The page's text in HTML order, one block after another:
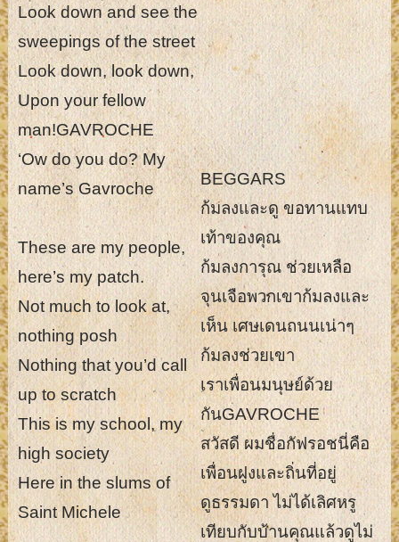
Look down and see the
sweepings of the street
Look down, look down,
Upon your fellow
man!GAVROCHE
‘Ow do you do? My
name’s Gavroche
These are my people,
here’s my patch.
Not much to look at,
nothing posh
Nothing that you’d call
up to scratch
This is my school, my
high society
Here in the slums of
Saint Michele
BEGGARS
ก้มลงและดู ขอทานแทบ
เท้าของคุณ
ก้มลงการุณ ช่วยเหลือ
จุนเจือพวกเขาก้มลงและ
เห็น เศษเดนถนนเน่าๆ
ก้มลงช่วยเขา
เราเพื่อนมนุษย์ด้วย
กันGAVROCHE
สวัสดี ผมชื่อกัฟรอชนี่คือ
เพื่อนฝูงและถิ่นที่อยู่
ดูธรรมดา ไม่ได้เลิศหรู
เทียบกับบ้านคุณแล้วดูไม่